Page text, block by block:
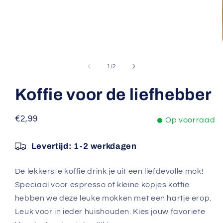
1 /van
2
Koffie voor de liefhebber
Normale
€2,99 Op voorraad
Levertijd: 1-2 werkdagen
De lekkerste koffie drink je uit een liefdevolle mok!
Speciaal voor espresso of kleine kopjes koffie
hebben we deze leuke mokken met een hartje erop.
Leuk voor in ieder huishouden. Kies jouw favoriete